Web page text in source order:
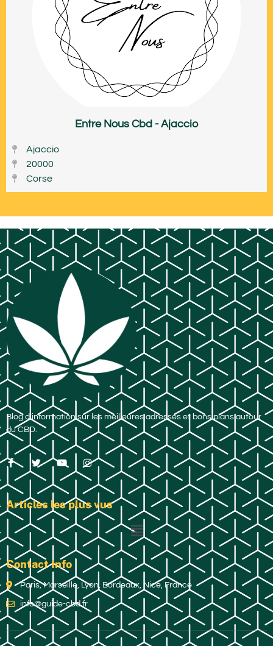
Entre Nous Cbd - Ajaccio
Ajaccio
20000
Corse
Blog d’information sur les meilleures adresses et bons plans autour
du CBD.
Articles les plus vus
Contact Info
Paris, Marseille, Lyon, Bordeaux, Nice, France
info@guide-cbd.fr